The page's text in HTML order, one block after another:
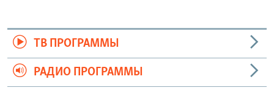
ТВ ПРОГРАММЫ
РАДИО ПРОГРАММЫ